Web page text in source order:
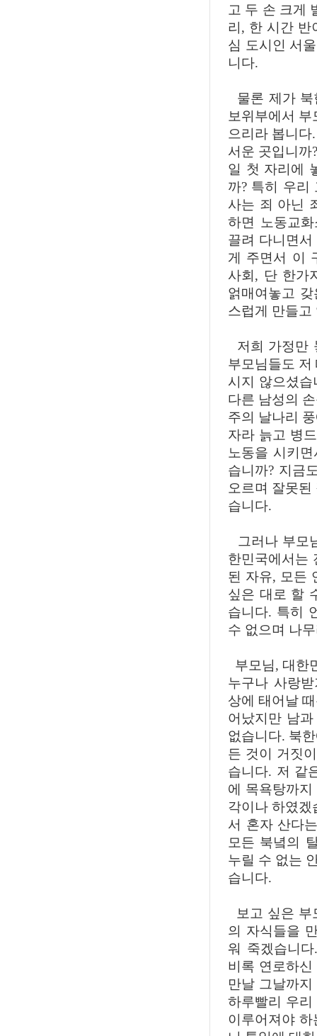
고 두 손 크게
리, 한 시간 반
심 도시인 서
니다.
물론 제가 북
보위부에서
으리라 봅니
서운 곳입니까
일 첫 자리에
까? 특히 우리
사는 죄 아닌
하면 노동교
끌려 다니면
게 주면서 이
사회, 단 한가
얽매여놓고
스럽게 만들고
저희 가정만
부모님들도 저
시지 않으셨
다른 남성의
주의 날나리
자라 늙고 병
노동을 시키
습니까? 지금
오르며 잘못
습니다.
그러나 부모
한민국에서는
된 자유, 모든
싶은 대로 할
습니다. 특히
수 없으며 나
부모님, 대한
누구나 사랑
상에 태어날
어났지만 남
없습니다. 북
든 것이 거짓
습니다. 저 같
에 목욕탕까
각이나 하였겠
서 혼자 산다
모든 북녘의
누릴 수 없는
습니다.
보고 싶은 부
의 자식들을
워 죽겠습니
비록 연로하
만날 그날까
하루빨리 우
이루어져야